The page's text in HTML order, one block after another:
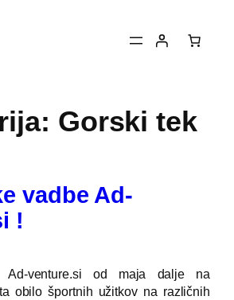
Gorski tek
vadbe Ad-
!
Ad-venture.si od maja dalje na
obilo športnih užitkov na različnih